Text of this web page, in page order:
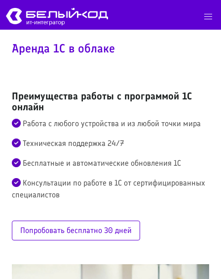
Аренда 1С в облаке
Преимущества работы с программой 1С
онлайн
Работа с любого устройства и из любой точки мира
Техническая поддержка 24/7
Бесплатные и автоматические обновления 1С
Консультации по работе в 1С от сертифицированных
специалистов
Попробовать бесплатно 30 дней